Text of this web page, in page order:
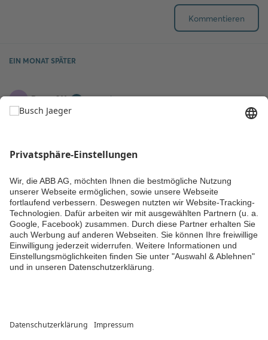
Kommentieren
EIN MONAT SPÄTER
B Benne211 25. Feb
schön, dass die lösung dann nach einem weiteren da ist. Es geht
Kommentieren
Kommentar hinzufügen